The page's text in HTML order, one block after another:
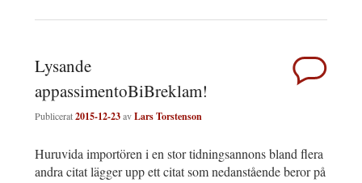
Lysande
appassimentoBiBreklam!
Publicerat2015-12-23avLars Torstenson
Huruvida importören i en stor tidningsannons bland flera
andra citat lägger upp ett citat som nedanstående beror på